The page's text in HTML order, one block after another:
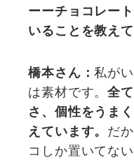
ーーチョコレー
いることを教え
橋本さん：私が
は素材です。全
さ、個性をうま
えています。 だ
コしか置いてない